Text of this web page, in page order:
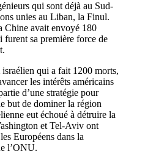
qui sont déjà au Sud-
unies au Liban, la Finul.
Chine avait envoyé 180
furent sa première force de
qui a fait 1200 morts,
les intérêts américains
d’une stratégie pour
but de dominer la région
eut échoué à détruire la
et Tel-Aviv ont
Européens dans la
l’ONU.